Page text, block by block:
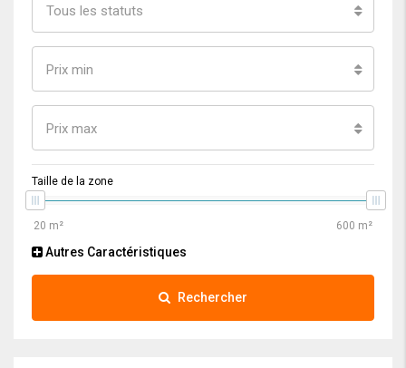
Tous les statuts
Prix min
Prix max
Taille de la zone
Autres Caractéristiques
Rechercher